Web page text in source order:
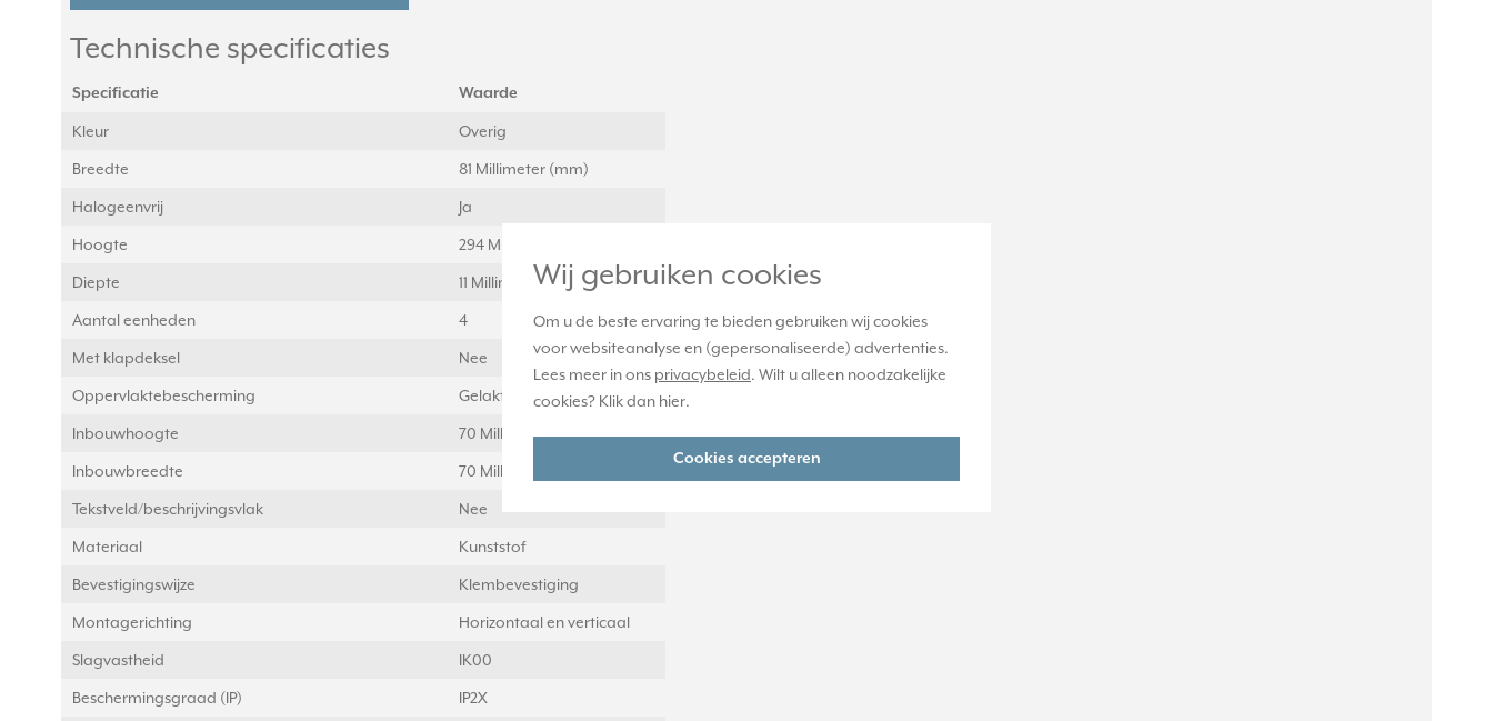
Wij gebruiken cookies
Om u de beste ervaring te bieden gebruiken wij cookies
voor websiteanalyse en (gepersonaliseerde) advertenties.
Lees meer in ons privacybeleid. Wilt u alleen noodzakelijke
cookies? Klik dan hier.
Cookies accepteren
Technische specificaties
Specificatie Waarde
Kleur Overig
Breedte 81 Millimeter (mm)
Halogeenvrij Ja
Hoogte 294 Millimeter (mm)
Diepte 11 Millimeter (mm)
Aantal eenheden 4
Met klapdeksel Nee
Oppervlaktebescherming Gelakt
Inbouwhoogte 70 Millimeter (mm)
Inbouwbreedte 70 Millimeter (mm)
Tekstveld/beschrijvingsvlak Nee
Materiaal Kunststof
Bevestigingswijze Klembevestiging
Montagerichting Horizontaal en verticaal
Slagvastheid IK00
Beschermingsgraad (IP) IP2X